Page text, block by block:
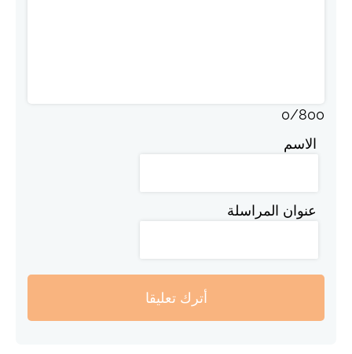
0/800
الاسم
عنوان المراسلة
أترك تعليقا